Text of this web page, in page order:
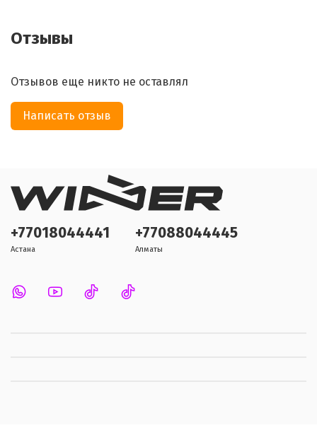
Отзывы
Отзывов еще никто не оставлял
Написать отзыв
+77018044441
Астана
+77088044445
Алматы